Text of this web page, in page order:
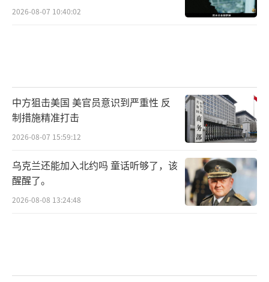
2026-08-07 10:40:02
中方狙击美国 美官员意识到严重性 反
制措施精准打击
2026-08-07 15:59:12
乌克兰还能加入北约吗 童话听够了，该
醒醒了。
2026-08-08 13:24:48